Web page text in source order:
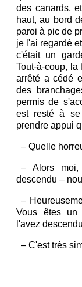
des canards,
haut, au bord
paroi à pic de
je l'ai regardé
c'était un
Tout-à-coup,
arrêté a cédé
des
permis de
est resté à
prendre appui
– Quelle
– Alors
descendu –
–
Vous êtes un
l'avez
– C'est très